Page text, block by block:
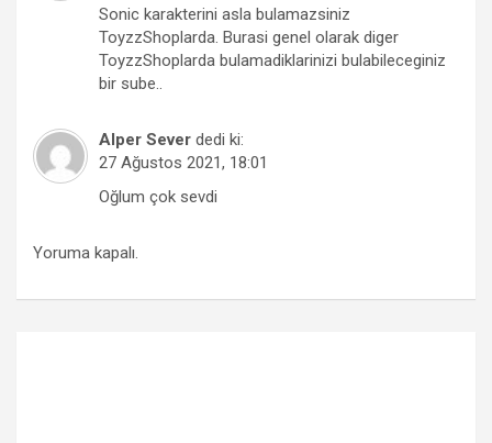
Sonic karakterini asla bulamazsiniz
ToyzzShoplarda. Burasi genel olarak diger
ToyzzShoplarda bulamadiklarinizi bulabileceginiz
bir sube..
Alper Sever dedi ki:
27 Ağustos 2021, 18:01
Oğlum çok sevdi
Yoruma kapalı.